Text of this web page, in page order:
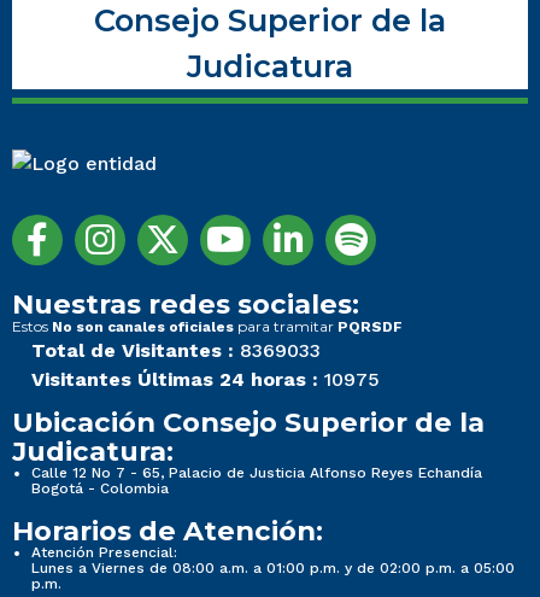
Consejo Superior de la
Judicatura
Nuestras redes sociales:
Estos No son canales oficiales para tramitar PQRSDF
Total de Visitantes : 8369033
Visitantes Últimas 24 horas : 10975
Ubicación Consejo Superior de la
Judicatura:
Calle 12 No 7 - 65, Palacio de Justicia Alfonso Reyes Echandía
Bogotá - Colombia
Horarios de Atención:
Atención Presencial:
Lunes a Viernes de 08:00 a.m. a 01:00 p.m. y de 02:00 p.m. a 05:00
p.m.